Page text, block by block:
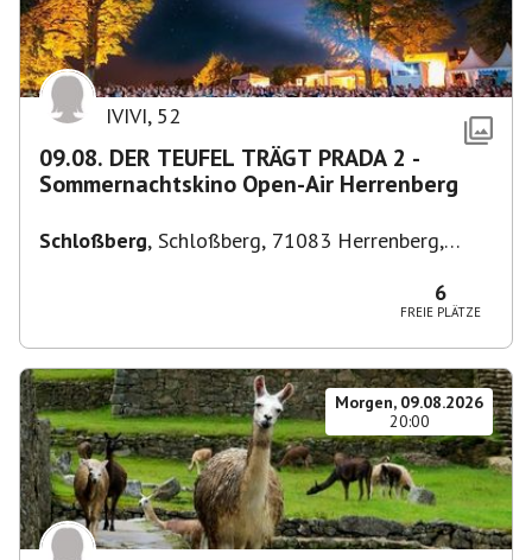
IVIVI, 52
09.08. DER TEUFEL TRÄGT PRADA 2 -
Sommernachtskino Open-Air Herrenberg
Schloßberg, Schloßberg, 71083 Herrenberg,
6
FREIE PLÄTZE
Morgen, 09.08.2026
20:00